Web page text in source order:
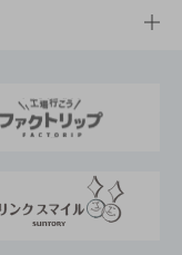
ィ経営